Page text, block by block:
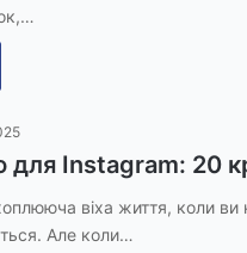
для Instagram: 20
віха життя, коли
Але коли…